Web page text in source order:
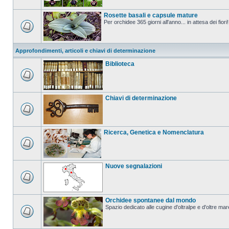
Rosette basali e capsule mature
Per orchidee 365 giorni all'anno... in attesa dei fiori!
Approfondimenti, articoli e chiavi di determinazione
Biblioteca
Chiavi di determinazione
Ricerca, Genetica e Nomenclatura
Nuove segnalazioni
Orchidee spontanee dal mondo
Spazio dedicato alle cugine d'oltralpe e d'oltre